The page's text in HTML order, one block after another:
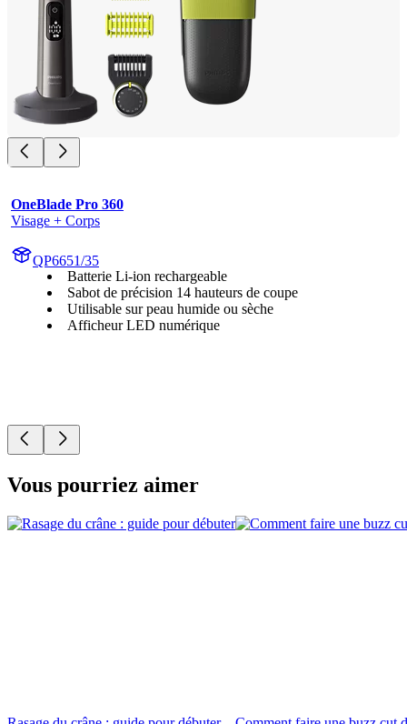
OneBlade Pro 360
Visage + Corps
QP6651/35
Batterie Li-ion rechargeable
Sabot de précision 14 hauteurs de coupe
Utilisable sur peau humide ou sèche
Afficheur LED numérique
Vous pourriez aimer